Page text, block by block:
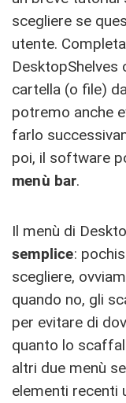
scegliere se
utente.
DesktopShelves
cartella (o file)
potremo anche
farlo
poi, il software
menù bar.
Il menù di
semplice:
scegliere,
quando no, gli
per evitare di
quanto lo
altri due menù
elementi recenti